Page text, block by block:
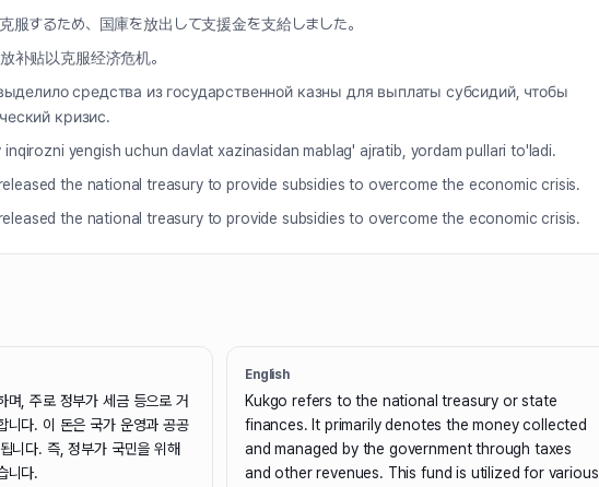
服するため、国庫を放出して支援金を支給しました。
补贴以克服经济危机。
средства из государственной казны для выплаты субсидий, чтобы
кризис.
inqirozni yengish uchun davlat xazinasidan mablag' ajratib, yordam pullari to'ladi.
the national treasury to provide subsidies to overcome the economic crisis.
the national treasury to provide subsidies to overcome the economic crisis.
며, 주로 정부가 세금 등으로 거
니다. 이 돈은 국가 운영과 공공
니다. 즉, 정부가 국민을 위해
니다.
English
Kukgo refers to the national treasury or state
finances. It primarily denotes the money collected
and managed by the government through taxes
and other revenues. This fund is utilized for various